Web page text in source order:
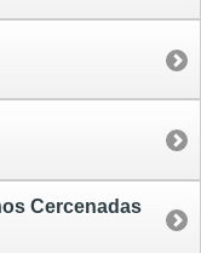
Cercenadas